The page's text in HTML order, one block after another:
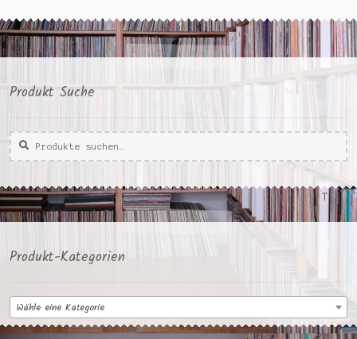
Produkt Suche
Suche
nach:
Suche
Produkt-Kategorien
Wähle eine Kategorie